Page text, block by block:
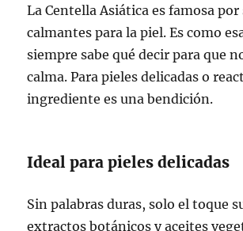
La Centella Asiática es famosa por
calmantes para la piel. Es como
siempre sabe qué decir para que
calma. Para pieles delicadas o
ingrediente es una bendición.
Ideal para pieles delicadas
Sin palabras duras, solo el toque
extractos botánicos y aceites